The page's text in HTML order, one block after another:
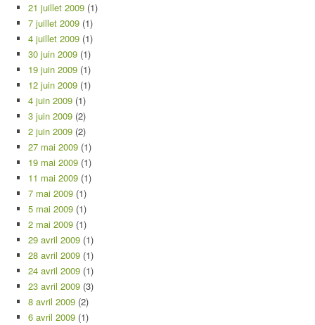
21 juillet 2009 (1)
7 juillet 2009 (1)
4 juillet 2009 (1)
30 juin 2009 (1)
19 juin 2009 (1)
12 juin 2009 (1)
4 juin 2009 (1)
3 juin 2009 (2)
2 juin 2009 (2)
27 mai 2009 (1)
19 mai 2009 (1)
11 mai 2009 (1)
7 mai 2009 (1)
5 mai 2009 (1)
2 mai 2009 (1)
29 avril 2009 (1)
28 avril 2009 (1)
24 avril 2009 (1)
23 avril 2009 (3)
8 avril 2009 (2)
6 avril 2009 (1)